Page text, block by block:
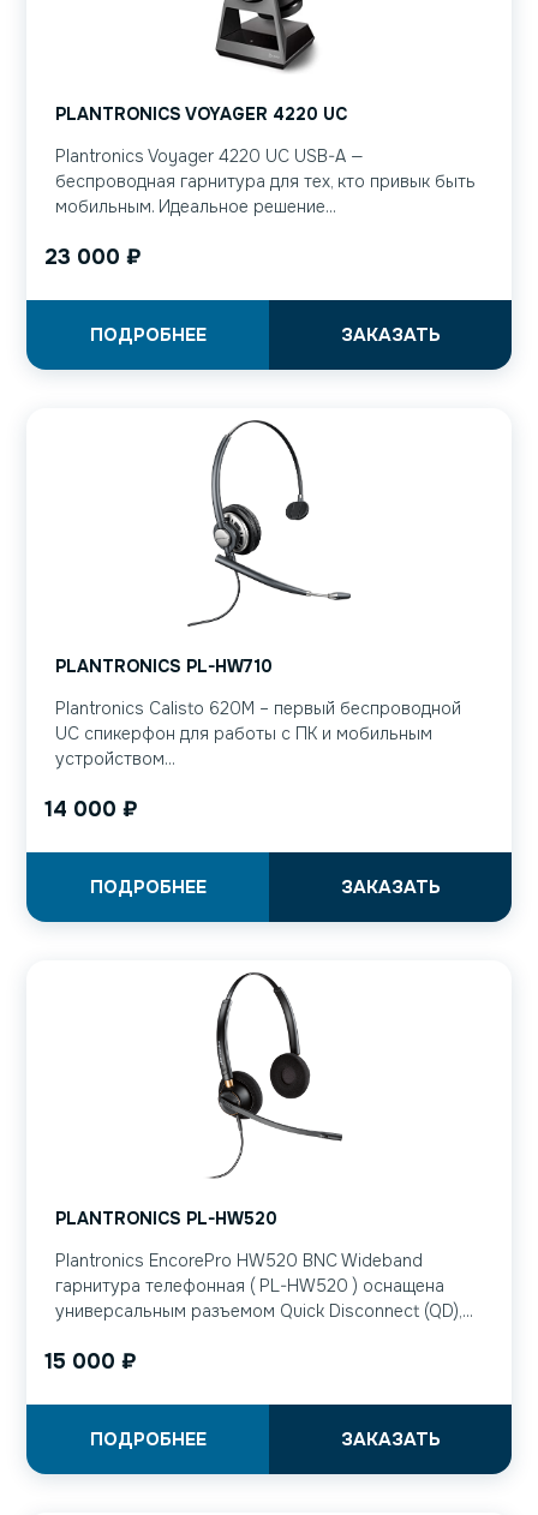
PLANTRONICS VOYAGER 4220 UC
Plantronics Voyager 4220 UC USB-A —
беспроводная гарнитура для тех, кто привык быть
мобильным. Идеальное решение...
23 000 ₽
ЗАКАЗАТЬ
ПОДРОБНЕЕ
PLANTRONICS PL-HW710
Plantronics Calisto 620M – первый беспроводной
UC спикерфон для работы с ПК и мобильным
устройством...
14 000 ₽
ЗАКАЗАТЬ
ПОДРОБНЕЕ
PLANTRONICS PL-HW520
Plantronics EncorePro HW520 BNC Wideband
гарнитура телефонная ( PL-HW520 ) оснащена
универсальным разъемом Quick Disconnect (QD),...
15 000 ₽
ЗАКАЗАТЬ
ПОДРОБНЕЕ